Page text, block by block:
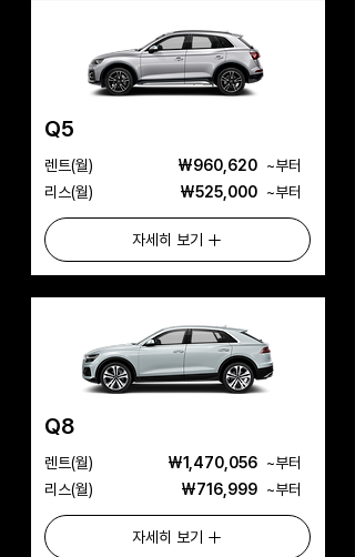
Q5
​렌트(월)
₩960,620
리스(월)
₩525,000
​~부터
​~부터
자세히 보기
Q8
​렌트(월)
₩1,470,056
리스(월)
₩716,999
​~부터
​~부터
자세히 보기